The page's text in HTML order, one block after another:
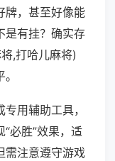
牌，甚至好像能
是有挂？确实存
,打哈儿麻将)
用辅助工具，
必胜”效果，适
需注意遵守游戏